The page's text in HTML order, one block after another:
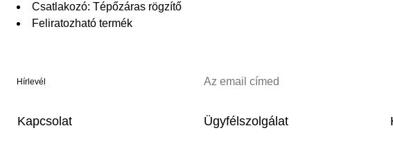
Csatlakozó: Tépőzáras rögzítő
Feliratozható termék
Hírlevél
Kapcsolat Ügyfélszolgálat